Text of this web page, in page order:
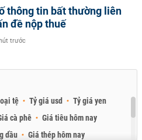
thông tin bất thường liên
đề nộp thuế
trước
tệ Tỷ giá usd
Tỷ giá yen
cà phê
Giá tiêu hôm nay
dầu
Giá thép hôm nay